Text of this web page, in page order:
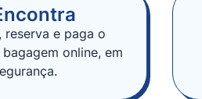
reserva e paga o
online, em